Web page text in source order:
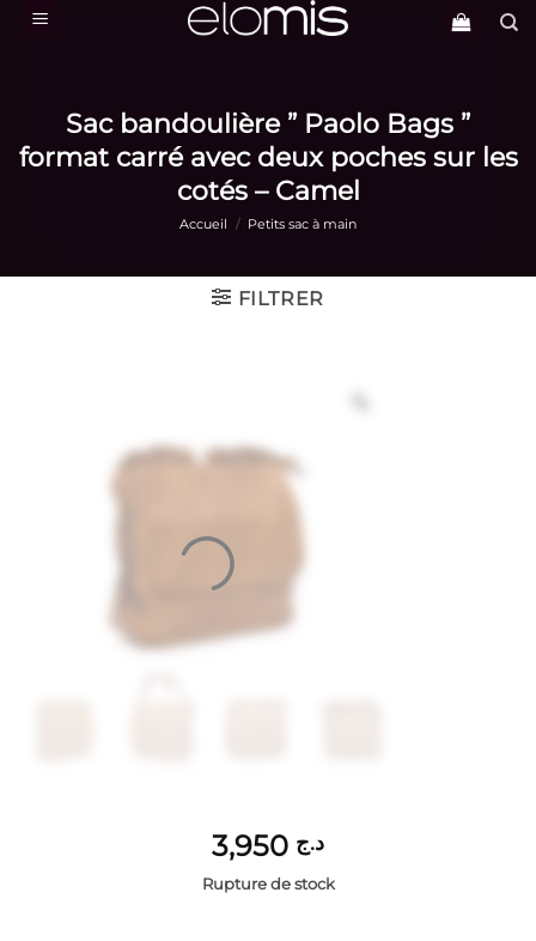
Passer
Sac bandoulière ” Paolo Bags ”
format carré avec deux poches sur les
cotés – Camel
Accueil / Petits sac à main
FILTRER
د.ج
Rupture de stock